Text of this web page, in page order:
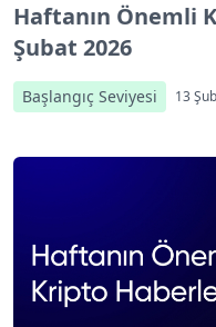
Haftanın Önemli
Şubat 2026
Başlangıç Seviyesi 13